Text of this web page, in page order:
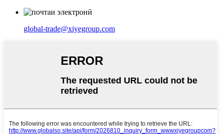
global-trade@xiyegroup.com